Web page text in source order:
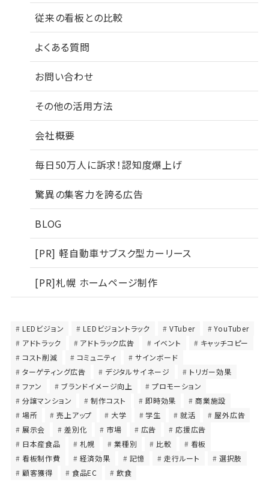
従来の看板との比較
よくある質問
お問い合わせ
その他の活用方法
会社概要
毎日50万人に訴求！認知度爆上げ
驚異の集客力を誇る広告
BLOG
[PR] 軽自動車サブスク型カーリース
[PR]札幌 ホームページ制作
LEDビジョン LEDビジョントラック VTuber
YouTuber
アドトラック
アドトラック広告 イベント
キャッチコピー
コスト削減
コミュニティ
サインボード
ターゲティング広告
デジタルサイネージ
トリガー効果
ファン
ブランドイメージ向上
プロモーション
分譲マンション
制作コスト 即時効果
商業施設
場所
売上アップ 大学 学生 就活
屋外広告
展示会
差別化 市場 広告
応援広告
日本産食品
札幌 業種別 比較
看板
看板制作費
経済効果 記憶 走行ルート
選択肢
顧客獲得
食品EC 飲食